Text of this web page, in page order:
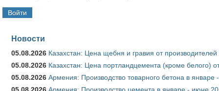
Новости
05.08.2026 Казахстан: Цена щебня и гравия от
05.08.2026 Казахстан: Цена портландцемента (кроме белого)
05.08.2026 Армения: Производство товарного бетона в январе
05.08.2026 Армения: Производство цемента в январе - июне